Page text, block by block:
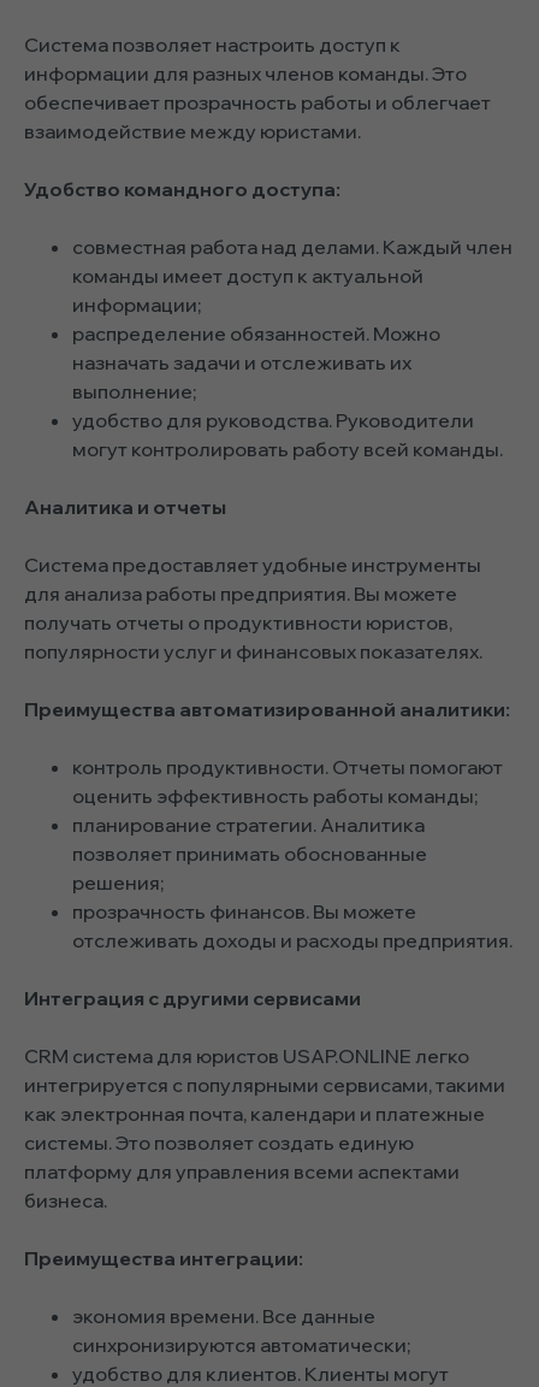
Система позволяет настроить доступ к
информации для разных членов команды. Это
обеспечивает прозрачность работы и облегчает
взаимодействие между юристами.
Удобство командного доступа:
совместная работа над делами. Каждый член
команды имеет доступ к актуальной
информации;
распределение обязанностей. Можно
назначать задачи и отслеживать их
выполнение;
удобство для руководства. Руководители
могут контролировать работу всей команды.
Аналитика и отчеты
Система предоставляет удобные инструменты
для анализа работы предприятия. Вы можете
получать отчеты о продуктивности юристов,
популярности услуг и финансовых показателях.
Преимущества автоматизированной аналитики:
контроль продуктивности. Отчеты помогают
оценить эффективность работы команды;
планирование стратегии. Аналитика
позволяет принимать обоснованные
решения;
прозрачность финансов. Вы можете
отслеживать доходы и расходы предприятия.
Интеграция с другими сервисами
CRM система для юристов USAP.ONLINE легко
интегрируется с популярными сервисами, такими
как электронная почта, календари и платежные
системы. Это позволяет создать единую
платформу для управления всеми аспектами
бизнеса.
Преимущества интеграции:
экономия времени. Все данные
синхронизируются автоматически;
удобство для клиентов. Клиенты могут